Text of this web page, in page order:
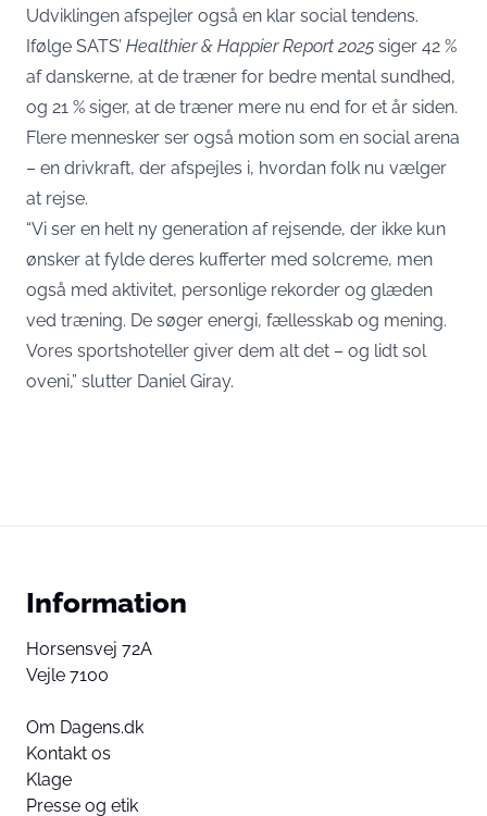
Udviklingen afspejler også en klar social tendens.
Ifølge SATS’ Healthier & Happier Report 2025 siger 42 %
af danskerne, at de træner for bedre mental sundhed,
og 21 % siger, at de træner mere nu end for et år siden.
Flere mennesker ser også motion som en social arena
– en drivkraft, der afspejles i, hvordan folk nu vælger
at rejse.
“Vi ser en helt ny generation af rejsende, der ikke kun
ønsker at fylde deres kufferter med solcreme, men
også med aktivitet, personlige rekorder og glæden
ved træning. De søger energi, fællesskab og mening.
Vores sportshoteller giver dem alt det – og lidt sol
oveni,” slutter Daniel Giray.
Information
Horsensvej 72A
Vejle 7100
Om Dagens.dk
Kontakt os
Klage
Presse og etik